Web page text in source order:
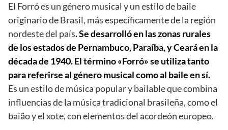
El Forró es un género musical y un estilo de baile
originario de Brasil, más específicamente de la región
nordeste del país. Se desarrolló en las zonas rurales
de los estados de Pernambuco, Paraíba, y Ceará en la
década de 1940. El término «Forró» se utiliza tanto
para referirse al género musical como al baile en sí.
Es un estilo de música popular y bailable que combina
influencias de la música tradicional brasileña, como el
baião y el xote, con elementos del acordeón europeo.